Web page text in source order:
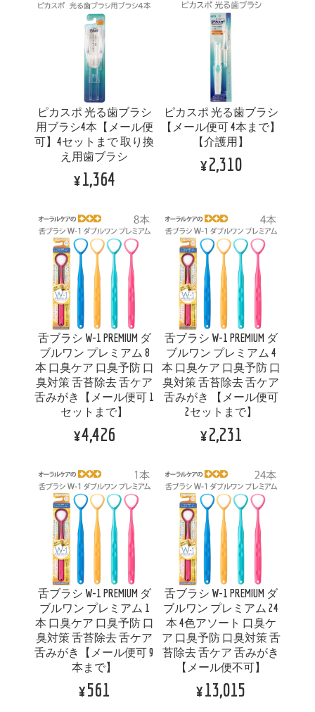
ピカスポ 光る歯ブラシ
用ブラシ4本【メール便
可】4セットまで 取り換
え用歯ブラシ
¥1,364
ピカスポ 光る歯ブラシ
【メール便可 4本まで】
【介護用】
¥2,310
舌ブラシ W-1 PREMIUM ダ
ブルワン プレミアム 8
本 口臭ケア 口臭予防 口
臭対策 舌苔除去 舌ケア
舌みがき【メール便可 1
セットまで】
¥4,426
舌ブラシ W-1 PREMIUM ダ
ブルワン プレミアム 4
本 口臭ケア 口臭予防 口
臭対策 舌苔除去 舌ケア
舌みがき 【メール便可
2セットまで】
¥2,231
舌ブラシ W-1 PREMIUM ダ
ブルワン プレミアム 1
本 口臭ケア 口臭予防 口
臭対策 舌苔除去 舌ケア
舌みがき【メール便可 9
本まで】
¥561
舌ブラシ W-1 PREMIUM ダ
ブルワン プレミアム 24
本 4色アソート 口臭ケ
ア 口臭予防 口臭対策 舌
苔除去 舌ケア 舌みがき
【メール便不可】
¥13,015